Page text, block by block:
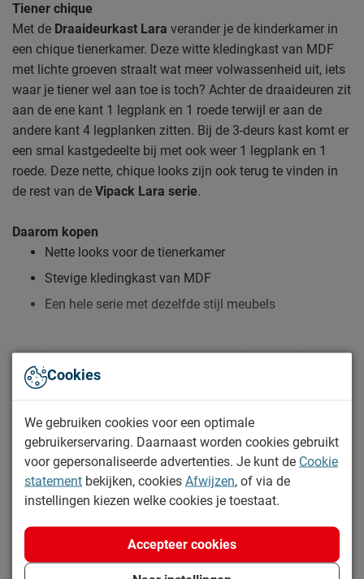
Tiener chique
Met de Draaideurkast Lara verander je de kinderkamer in
een chique tienerkamer. Deze witte kledingkast van MDF
met lichte groeven straalt wat meer volwassenheid uit, iets
waar je tiener wel aan toe is toch? Achter de draaideuren zit
aan de ene kant 1 legplank en 1 roede terwijl er aan de
andere kant 4 legplanken zitten. Bij de 3-deurs kast komt er
een smal kastgedeelte bij met ook weer 1 legplank en 1
roede. Deze nette, chique looks zijn ook terug te vinden in
de rest van de Vipack Lara serie.
Daarom kopen
Nette looks voor de tienerkamer
Stevige kledingkast van MDF
Een hele serie met dezelfde stijl meubels
Zo blijft Draaideurkast Lara lang mooi (en schoon)
Kijk bij het kopje ‘Goed om te weten’ om alle tips & tricks te
Lees meer
Specificaties
Productinformatie
Artikelnummer
1117842
Merk
Vipack
Spiegeldeur
Nee
Type deur
Cookies
We gebruiken cookies voor een optimale
gebruikerservaring. Daarnaast worden cookies gebruikt
voor gepersonaliseerde advertenties. Je kunt de Cookie
statement bekijken, cookies Afwijzen, of via de
instellingen kiezen welke cookies je toestaat.
Accepteer cookies